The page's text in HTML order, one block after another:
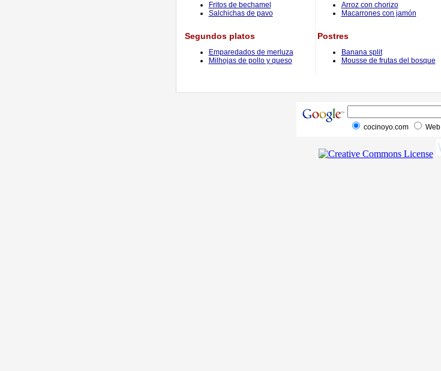
Fritos de bechamel
Salchichas de pavo
Arroz con chorizo
Macarrones con jamón
Segundos platos
Emparedados de merluza
Milhojas de pollo y queso
Postres
Banana split
Mousse de frutas del bosque
cocinoyo.com Web